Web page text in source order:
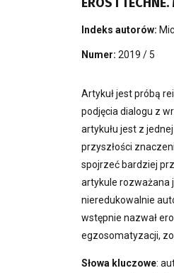
Indeks autorów:
Numer: 2019 / 5
Artykuł jest próbą
podjęcia dialogu z
artykułu jest z
przyszłości
spojrzeć bardziej
artykule rozważana
nieredukowalnie
wstępnie nazwał
egzosomatyzacji,
Słowa kluczowe: